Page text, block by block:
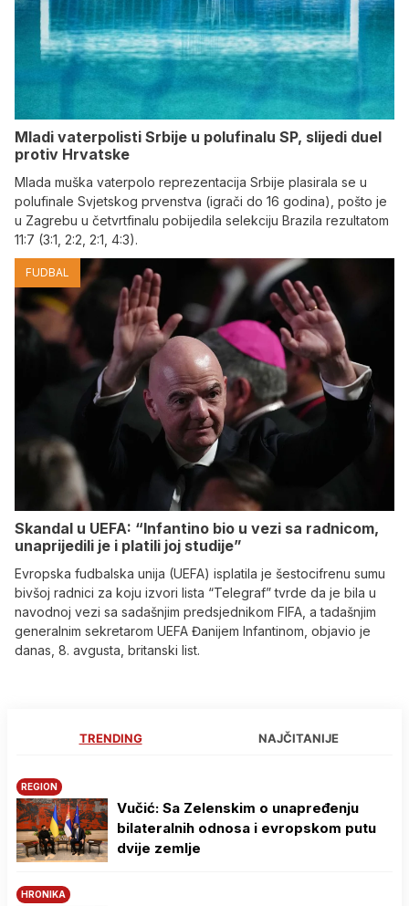
Mladi vaterpolisti Srbije u polufinalu SP, slijedi duel
protiv Hrvatske
Mlada muška vaterpolo reprezentacija Srbije plasirala se u
polufinale Svjetskog prvenstva (igrači do 16 godina), pošto je
u Zagrebu u četvrtfinalu pobijedila selekciju Brazila rezultatom
11:7 (3:1, 2:2, 2:1, 4:3).
FUDBAL
Skandal u UEFA: “Infantino bio u vezi sa radnicom,
unaprijedili je i platili joj studije”
Evropska fudbalska unija (UEFA) isplatila je šestocifrenu sumu
bivšoj radnici za koju izvori lista “Telegraf” tvrde da je bila u
navodnoj vezi sa sadašnjim predsjednikom FIFA, a tadašnjim
generalnim sekretarom UEFA Đanijem Infantinom, objavio je
danas, 8. avgusta, britanski list.
TRENDING NAJČITANIJE
REGION
Vučić: Sa Zelenskim o unapređenju
bilateralnih odnosa i evropskom putu
dvije zemlje
HRONIKA